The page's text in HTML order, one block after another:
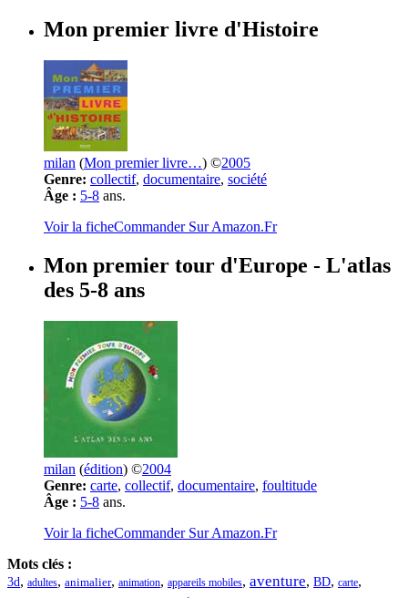
Mon premier livre d'Histoire
milan (Mon premier livre…) ©2005
Genre: collectif, documentaire, société
Âge : 5-8 ans.
Voir la ficheCommander Sur Amazon.Fr
Mon premier tour d'Europe - L'atlas
des 5-8 ans
milan (édition) ©2004
Genre: carte, collectif, documentaire, foultitude
Âge : 5-8 ans.
Voir la ficheCommander Sur Amazon.Fr
Mots clés :
3d, adultes, animalier, animation, appareils mobiles, aventure, BD, carte,